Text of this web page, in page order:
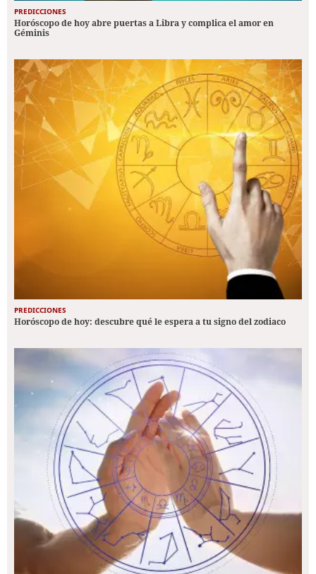
PREDICCIONES
Horóscopo de hoy abre puertas a Libra y complica el amor en
Géminis
PREDICCIONES
Horóscopo de hoy: descubre qué le espera a tu signo del zodiaco